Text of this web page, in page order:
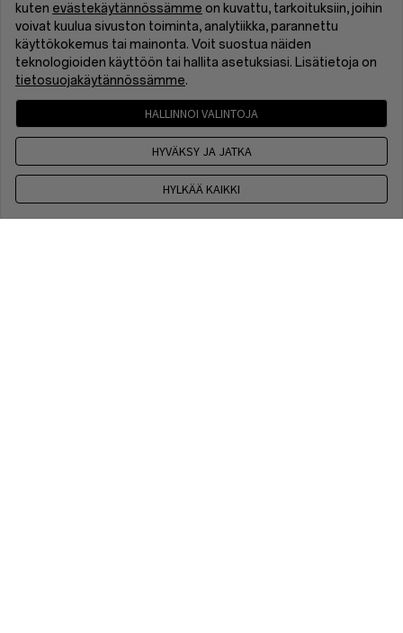
kuten evästekäytännössämme on kuvattu, tarkoituksiin, joihin
voivat kuulua sivuston toiminta, analytiikka, parannettu
käyttökokemus tai mainonta. Voit suostua näiden
teknologioiden käyttöön tai hallita asetuksiasi. Lisätietoja on
tietosuojakäytännössämme.
HALLINNOI VALINTOJA
HYVÄKSY JA JATKA
HYLKÄÄ KAIKKI